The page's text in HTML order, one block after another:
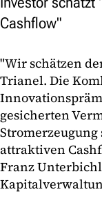
Cashflow"
"Wir schätzen
Trianel. Die
gesicherten
attraktiven
Franz